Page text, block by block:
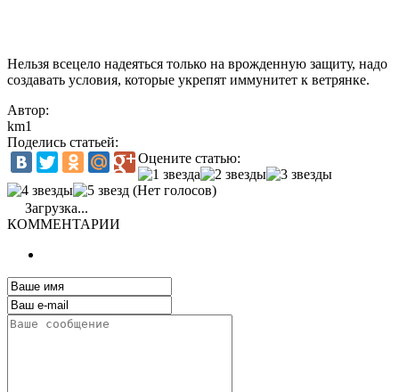
Нельзя всецело надеяться только на врожденную защиту, надо
создавать условия, которые укрепят иммунитет к ветрянке.
Автор:
km1
Поделись статьей:
Оцените статью:
(Нет голосов)
Загрузка...
КОММЕНТАРИИ